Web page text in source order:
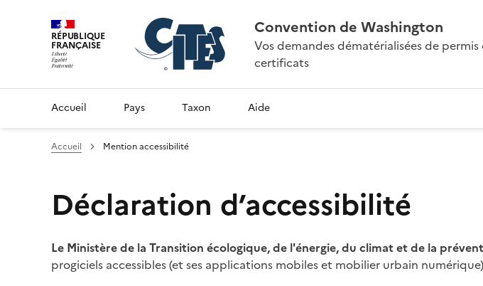
RÉPUBLIQUE
FRANÇAISE
Convention de Washington
Vos demandes dématérialisées de permis
certificats
Accueil Pays Taxon Aide
Accueil Mention accessibilité
Déclaration d’accessibilité
Le Ministère de la Transition écologique, de l'énergie, du climat et de la
progiciels accessibles (et ses applications mobiles et mobilier urbain